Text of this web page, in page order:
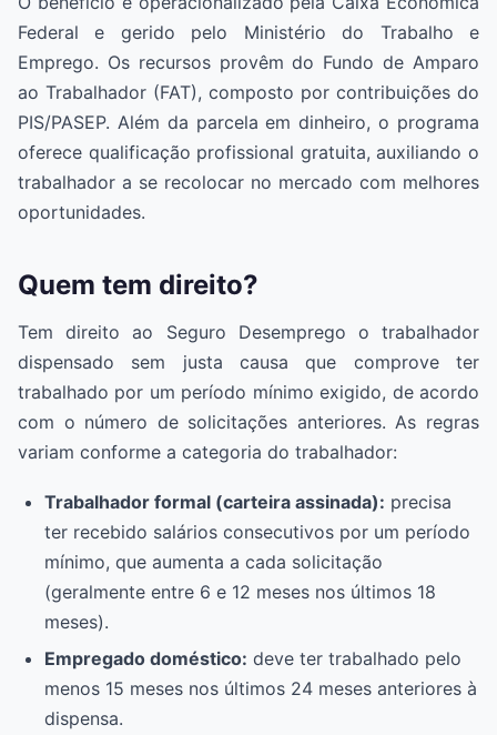
Federal e gerido pelo Ministério do Trabalho e
Emprego. Os recursos provêm do Fundo de Amparo
ao Trabalhador (FAT), composto por contribuições do
PIS/PASEP. Além da parcela em dinheiro, o programa
oferece qualificação profissional gratuita, auxiliando o
trabalhador a se recolocar no mercado com melhores
oportunidades.
Quem tem direito?
Tem direito ao Seguro Desemprego o trabalhador
dispensado sem justa causa que comprove ter
trabalhado por um período mínimo exigido, de acordo
com o número de solicitações anteriores. As regras
variam conforme a categoria do trabalhador:
Trabalhador formal (carteira assinada): precisa
ter recebido salários consecutivos por um período
mínimo, que aumenta a cada solicitação
(geralmente entre 6 e 12 meses nos últimos 18
meses).
Empregado doméstico: deve ter trabalhado pelo
menos 15 meses nos últimos 24 meses anteriores à
dispensa.